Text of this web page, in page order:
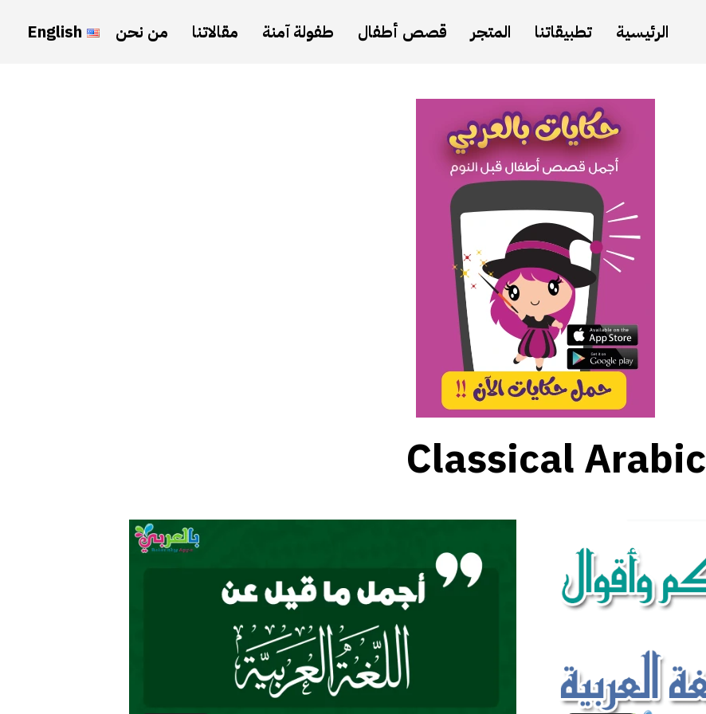
الرئيسية تطبيقاتنا المتجر قصص أطفال طفولة آمنة مقالاتنا من نحن English
Classical Arabic